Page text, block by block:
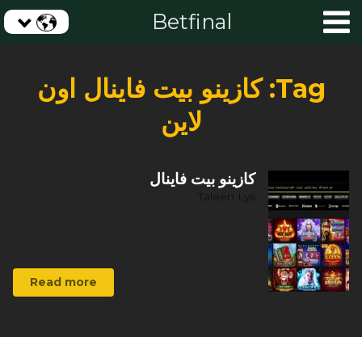
Betfinal
Tag: كازينو بيت فاينال اون
لاين
كازينو بيت فاينال
Read more